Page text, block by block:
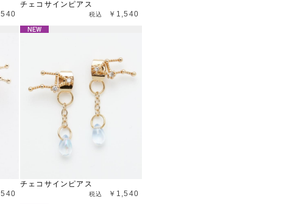
チェコサインピアス
￥1,540
チェコサインピアス
￥1,540